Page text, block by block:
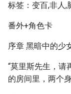
标签：变百,非人,
番外+角色卡
序章 黑暗中的少
“莫里斯先生，请
的房间里，两个